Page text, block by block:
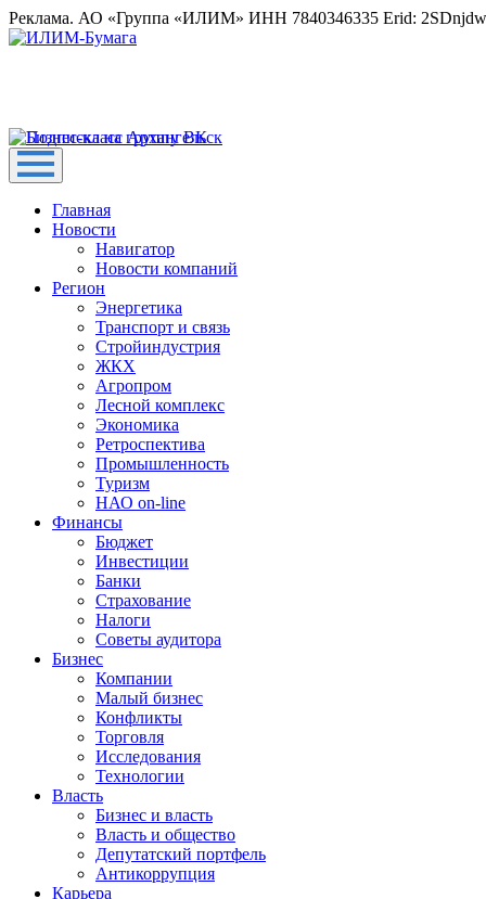
Реклама. АО «Группа «ИЛИМ» ИНН 7840346335 Erid:
Главная
Новости
Навигатор
Новости компаний
Регион
Энергетика
Транспорт и связь
Стройиндустрия
ЖКХ
Агропром
Лесной комплекс
Экономика
Ретроспектива
Промышленность
Туризм
НАО on-line
Финансы
Бюджет
Инвестиции
Банки
Страхование
Налоги
Советы аудитора
Бизнес
Компании
Малый бизнес
Конфликты
Торговля
Исследования
Технологии
Власть
Бизнес и власть
Власть и общество
Депутатский портфель
Антикоррупция
Карьера